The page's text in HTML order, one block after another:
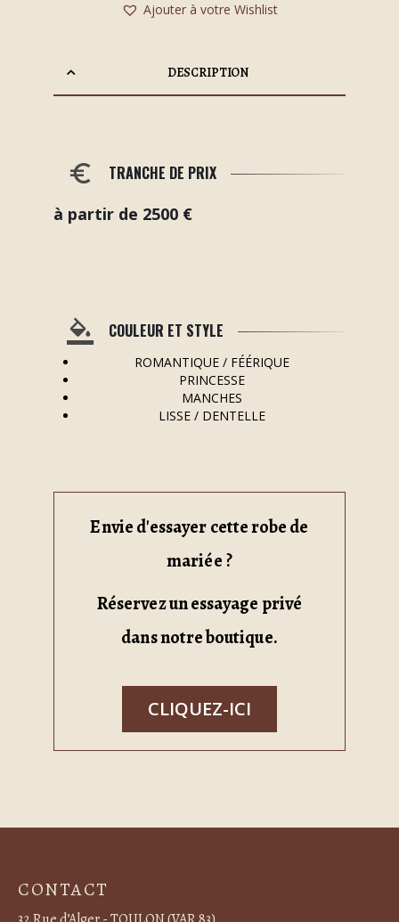
Ajouter à votre Wishlist
DESCRIPTION
TRANCHE DE PRIX
à partir de 2500 €
COULEUR ET STYLE
ROMANTIQUE / FÉÉRIQUE
PRINCESSE
MANCHES
LISSE / DENTELLE
Envie d'essayer cette robe de
mariée ?
Réservez un essayage privé
dans notre boutique.
CLIQUEZ-ICI
CONTACT